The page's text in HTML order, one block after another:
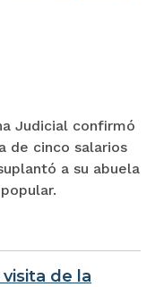
Judicial confirmó
de cinco salarios
a su abuela
de la